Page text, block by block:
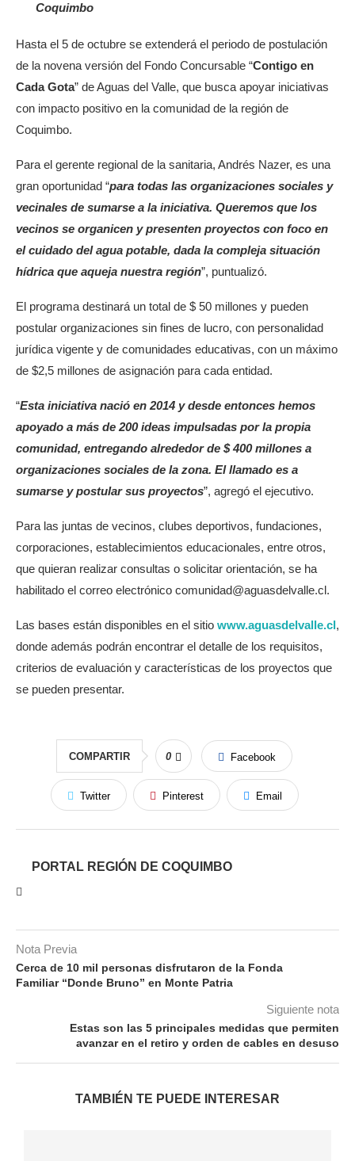
Coquimbo
Hasta el 5 de octubre se extenderá el periodo de postulación
de la novena versión del Fondo Concursable “Contigo en
Cada Gota” de Aguas del Valle, que busca apoyar iniciativas
con impacto positivo en la comunidad de la región de
Coquimbo.
Para el gerente regional de la sanitaria, Andrés Nazer, es una
gran oportunidad “para todas las organizaciones sociales y
vecinales de sumarse a la iniciativa. Queremos que los
vecinos se organicen y presenten proyectos con foco en
el cuidado del agua potable, dada la compleja situación
hídrica que aqueja nuestra región”, puntualizó.
El programa destinará un total de $ 50 millones y pueden
postular organizaciones sin fines de lucro, con personalidad
jurídica vigente y de comunidades educativas, con un máximo
de $2,5 millones de asignación para cada entidad.
“Esta iniciativa nació en 2014 y desde entonces hemos
apoyado a más de 200 ideas impulsadas por la propia
comunidad, entregando alrededor de $ 400 millones a
organizaciones sociales de la zona. El llamado es a
sumarse y postular sus proyectos”, agregó el ejecutivo.
Para las juntas de vecinos, clubes deportivos, fundaciones,
corporaciones, establecimientos educacionales, entre otros,
que quieran realizar consultas o solicitar orientación, se ha
habilitado el correo electrónico comunidad@aguasdelvalle.cl.
Las bases están disponibles en el sitio www.aguasdelvalle.cl,
donde además podrán encontrar el detalle de los requisitos,
criterios de evaluación y características de los proyectos que
se pueden presentar.
COMPARTIR 0 Facebook
Twitter Pinterest Email
PORTAL REGIÓN DE COQUIMBO
Nota Previa
Cerca de 10 mil personas disfrutaron de la Fonda
Familiar “Donde Bruno” en Monte Patria
Siguiente nota
Estas son las 5 principales medidas que permiten
avanzar en el retiro y orden de cables en desuso
TAMBIÉN TE PUEDE INTERESAR